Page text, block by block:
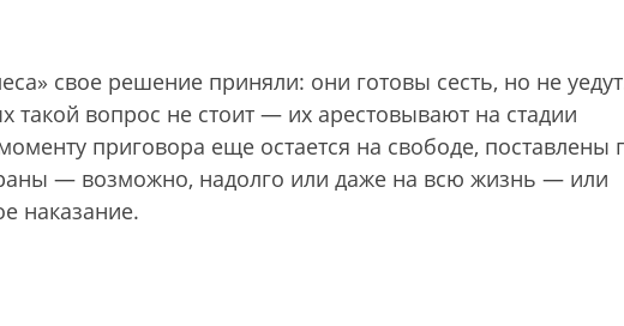
свое решение приняли: они готовы сесть, но не
вопрос не стоит — их арестовывают на стадии
приговора еще остается на свободе, поставлены
— возможно, надолго или даже на всю жизнь — или
наказание.